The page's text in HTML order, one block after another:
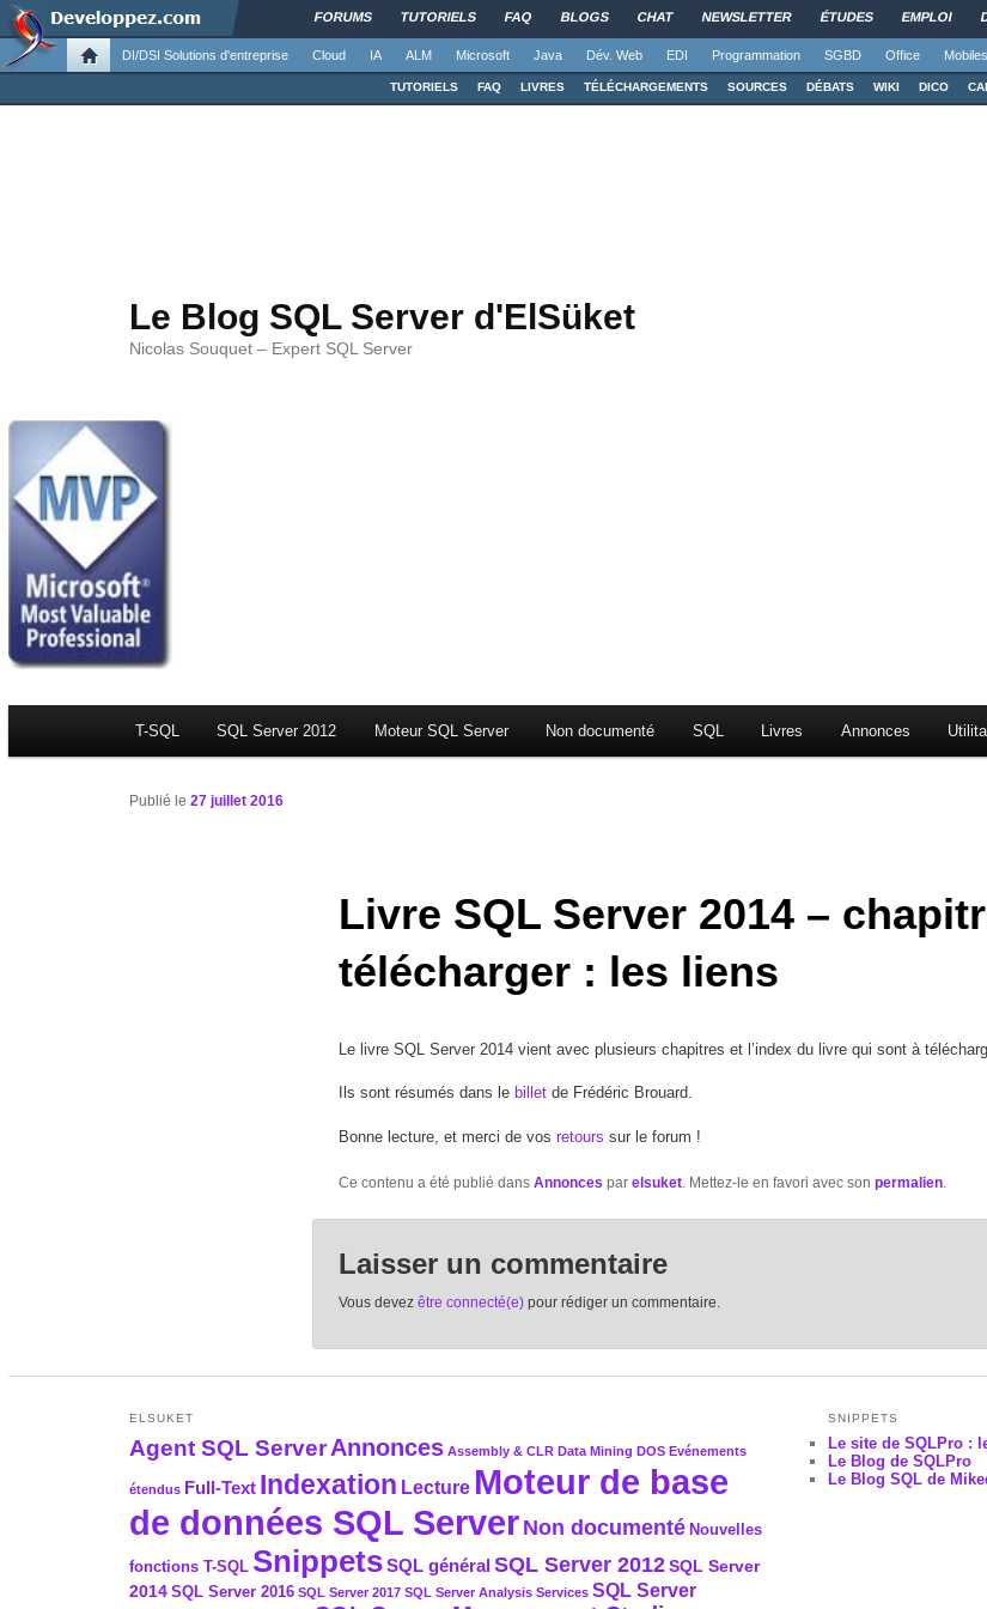
FORUMS TUTORIELS FAQ BLOGS CHAT NEWSLETTER ÉTUDES EMPLOI
DI/DSI Solutions d'entreprise Cloud IA ALM Microsoft Java Dév. Web EDI Programmation SGBD Office Mobiles
TUTORIELS FAQ LIVRES TÉLÉCHARGEMENTS SOURCES DÉBATS WIKI DICO
Le Blog SQL Server d'ElSüket
Nicolas Souquet – Expert SQL Server
Aller au contenu principal
Aller au contenu secondaire
T-SQL SQL Server 2012 Moteur SQL Server Non documenté SQL Livres Annonces
Livre SQL Server 2014 –
télécharger : les liens
Publié le 27 juillet 2016
Le livre SQL Server 2014 vient avec plusieurs chapitres et l’index du livre qui sont à
Ils sont résumés dans le billet de Frédéric Brouard.
Bonne lecture, et merci de vosretours sur le forum !
Ce contenu a été publié dansAnnonces parelsuket . Mettez-le en favori avec sonpermalien
Laisser un commentaire
Vous devezêtre connecté(e) pour rédiger un commentaire.
ELSUKET
Agent SQL ServerAnnonces Assembly & CLR Data Mining DOS Evénements
étendus Full-Text Indexation Lecture Moteur de base
de données SQL Server Non documenté Nouvelles
fonctions T-SQL SnippetsSQL généralSQL Server 2012 SQL Server
2014 SQL Server 2016 SQL Server 2017 SQL Server Analysis Services SQL Server
SNIPPETS
Le site de SQLPro :
Le Blog de SQLPro
Le Blog SQL de